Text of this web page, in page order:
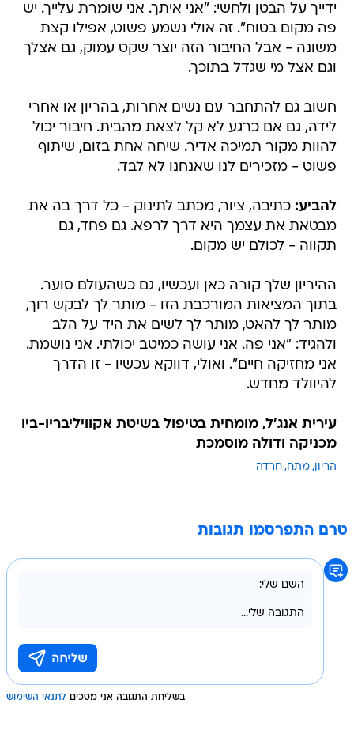
ידייך על הבטן ולחשי: "אני איתך. אני שומרת עלייך. יש
פה מקום בטוח". זה אולי נשמע פשוט, אפילו קצת
משונה - אבל החיבור הזה יוצר שקט עמוק, גם אצלך
וגם אצל מי שגדל בתוכך.
חשוב גם להתחבר עם נשים אחרות, בהריון או אחרי
לידה, גם אם כרגע לא קל לצאת מהבית. חיבור יכול
להוות מקור תמיכה אדיר. שיחה אחת בזום, שיתוף
פשוט - מזכירים לנו שאנחנו לא לבד.
להביע: כתיבה, ציור, מכתב לתינוק - כל דרך בה את
מבטאת את עצמך היא דרך לרפא. גם פחד, גם
תקווה - לכולם יש מקום.
ההיריון שלך קורה כאן ועכשיו, גם כשהעולם סוער.
בתוך המציאות המורכבת הזו - מותר לך לבקש רוך,
מותר לך להאט, מותר לך לשים את היד על הלב
ולהגיד: "אני פה. אני עושה כמיטב יכולתי. אני נושמת.
אני מחזיקה חיים". ואולי, דווקא עכשיו - זו הדרך
להיוולד מחדש.
עירית אנג'ל, מומחית בטיפול בשיטת אקוויליבריו-ביו
מכניקה ודולה מוסמכת
הריון מתח חרדה
טרם התפרסמו תגובות
בשליחת התגובה אני מסכים לתנאי השימוש